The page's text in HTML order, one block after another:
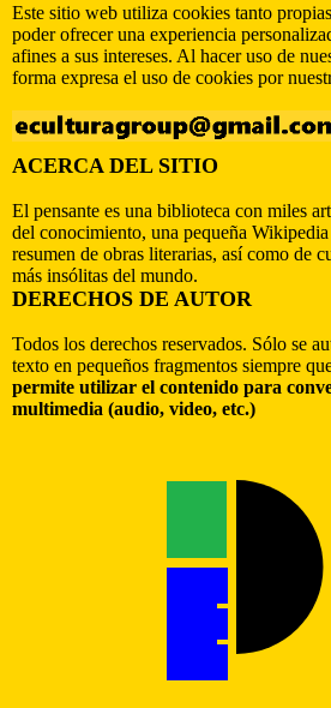
Este sitio web utiliza cookies tanto
poder ofrecer una experiencia
afines a sus intereses. Al hacer uso de
forma expresa el uso de cookies por
ACERCA DEL SITIO
El pensante es una biblioteca con miles
del conocimiento, una pequeña
resumen de obras literarias, así como de
más insólitas del mundo.
DERECHOS DE AUTOR
Todos los derechos reservados. Sólo se
texto en pequeños fragmentos siempre
permite utilizar el contenido para
multimedia (audio, video, etc.)